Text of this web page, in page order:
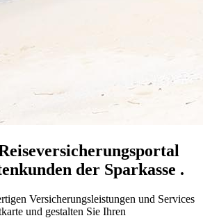
der Sparkasse .
Versicherungsleistungen und Services
und gestalten Sie Ihren